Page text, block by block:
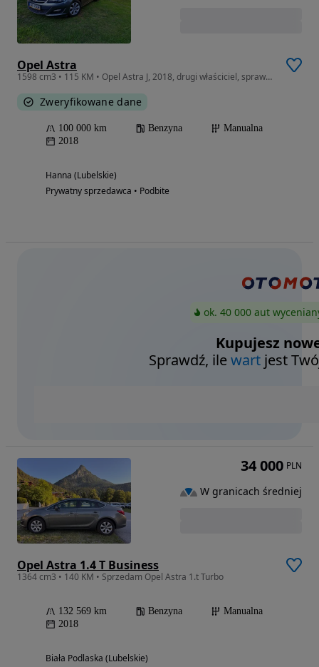
Opel Astra
1598 cm3 • 115 KM • Opel Astra J, 2018, drugi właściciel, sprawny, w ciągłej eksploatacji.
Zweryfikowane dane
100 000 km Benzyna
Manualna
2018
Hanna (Lubelskie)
Prywatny sprzedawca • Podbite
ok. 40 000 aut
Kupujesz
Sprawdź, ilewart jest
Opel Astra 1.4 T Business
1364 cm3 • 140 KM • Sprzedam Opel Astra 1.t Turbo
132 569 km Benzyna
Manualna
2018
Biała Podlaska (Lubelskie)
34 000 PLN
W granicach średniej